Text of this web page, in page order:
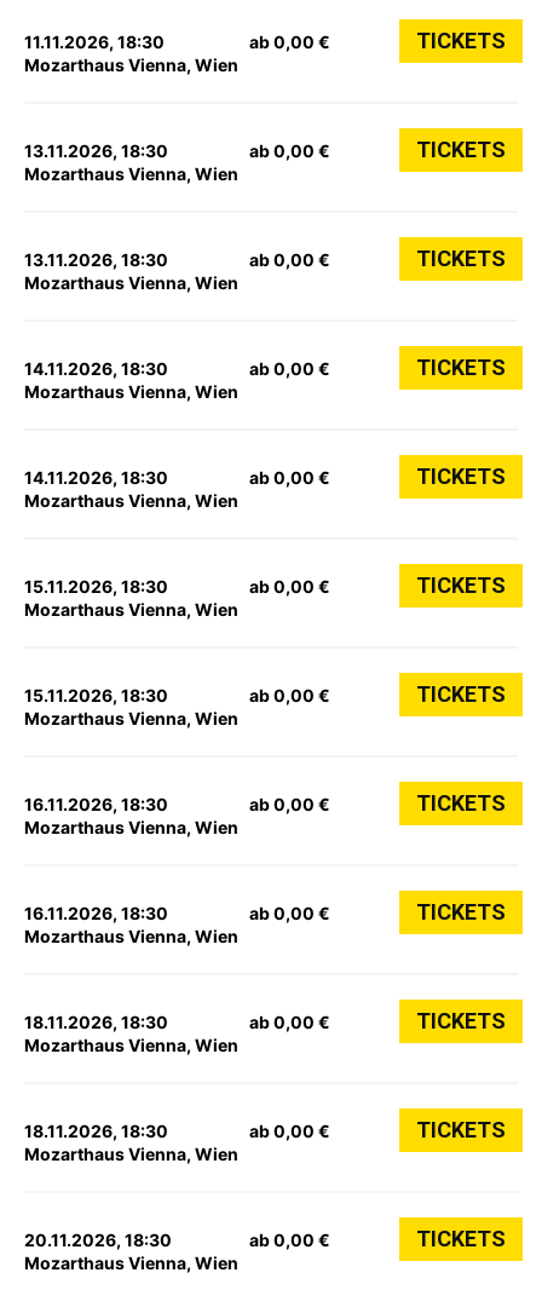
11.11.2026, 18:30
Mozarthaus Vienna, Wien
ab 0,00 € TICKETS
13.11.2026, 18:30
Mozarthaus Vienna, Wien
ab 0,00 € TICKETS
13.11.2026, 18:30
Mozarthaus Vienna, Wien
ab 0,00 € TICKETS
14.11.2026, 18:30
Mozarthaus Vienna, Wien
ab 0,00 € TICKETS
14.11.2026, 18:30
Mozarthaus Vienna, Wien
ab 0,00 € TICKETS
15.11.2026, 18:30
Mozarthaus Vienna, Wien
ab 0,00 € TICKETS
15.11.2026, 18:30
Mozarthaus Vienna, Wien
ab 0,00 € TICKETS
16.11.2026, 18:30
Mozarthaus Vienna, Wien
ab 0,00 € TICKETS
16.11.2026, 18:30
Mozarthaus Vienna, Wien
ab 0,00 € TICKETS
18.11.2026, 18:30
Mozarthaus Vienna, Wien
ab 0,00 € TICKETS
18.11.2026, 18:30
Mozarthaus Vienna, Wien
ab 0,00 € TICKETS
20.11.2026, 18:30
Mozarthaus Vienna, Wien
ab 0,00 € TICKETS